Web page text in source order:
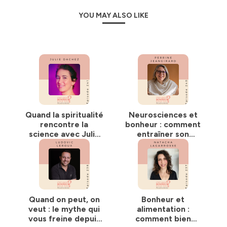
Le style du podcast est empreint de bienveillance et de
pratiques, des réflexions profondes et des idées
inspirantes pour aider les auditeurs à cultiver le bonheur
dans leur propre vie.
Envie de nous aider ? C'est rapide et gratuit ! Il vous
votre plateforme d'écoute : les algorithmes adorent ça,
et nous, ça nous permet de semer encore plus de
graines !
Hébergé par Ausha. Visitez
ausha.co/politique-de-
confidentialite pour plus d'informations.
YOU MAY ALSO LIKE
Quand la spiritualité
rencontre la
science avec Julie
Dachez - Podcast
connaissance de soi
Neurosciences et
bonheur : comment
entraîner son
cerveau ? Avec
Perrine Jeangirard
- Podcast
développement
personnel
Quand on peut, on
veut : le mythe qui
vous freine depuis
Bonheur et
alimentation :
comment bien